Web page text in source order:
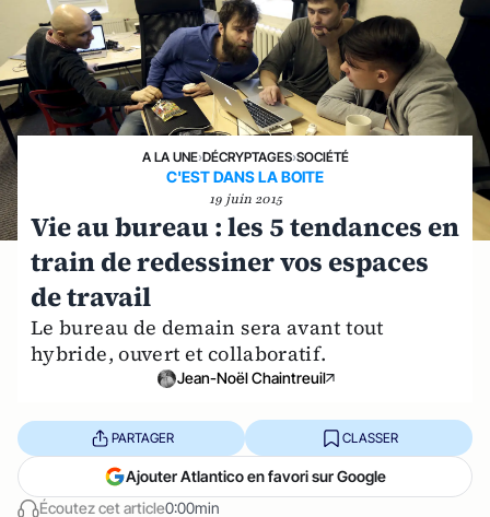
A LA UNE›DÉCRYPTAGES›SOCIÉTÉ
C'EST DANS LA BOITE
19 juin 2015
Vie au bureau : les 5 tendances en
train de redessiner vos espaces
de travail
Le bureau de demain sera avant tout
hybride, ouvert et collaboratif.
Jean-Noël Chaintreuil
Écoutez cet article0:00min
PARTAGER CLASSER
Ajouter Atlantico en favori sur Google